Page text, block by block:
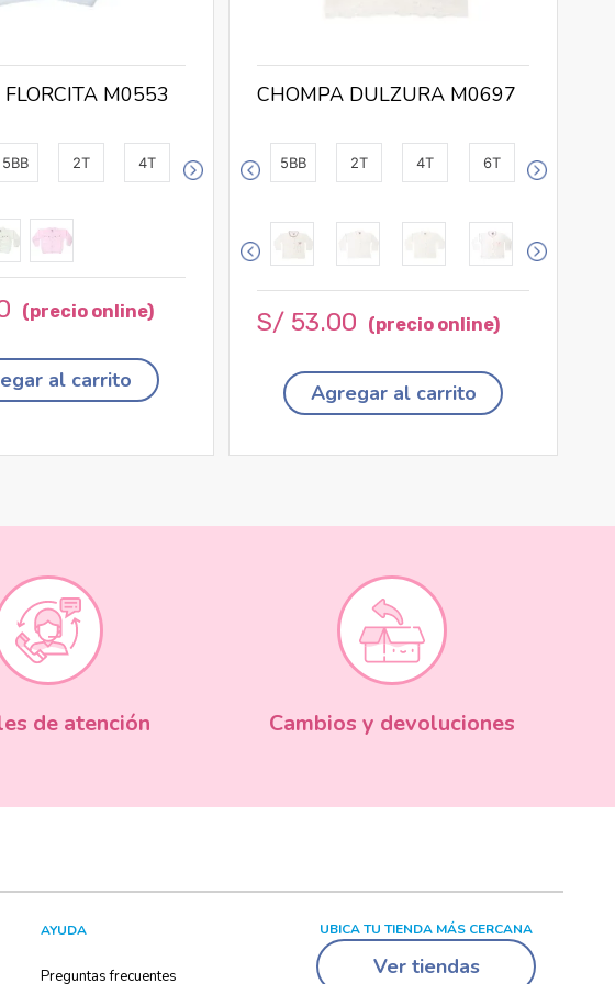
5BB 2T 4T
M0553
al carrito
5BB 2T 4T 6T
CHOMPA DULZURA M0697
S/ 53.00
Agregar al carrito
de atención Cambios y devoluciones
AYUDA
Preguntas frecuentes
UBICA TU TIENDA MÁS CERCANA
Ver tiendas